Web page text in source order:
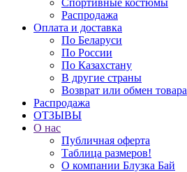
Распродажа
Оплата и доставка
По Беларуси
По России
По Казахстану
В другие страны
Возврат или обмен товара
Распродажа
ОТЗЫВЫ
О нас
Публичная оферта
Таблица размеров!
О компании Блузка Бай